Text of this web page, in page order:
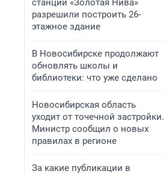
станции «Золотая Нива»
разрешили построить 26-
этажное здание
В Новосибирске продолжают
обновлять школы и
библиотеки: что уже сделано
Новосибирская область
уходит от точечной застройки.
Министр сообщил о новых
правилах в регионе
За какие публикации в